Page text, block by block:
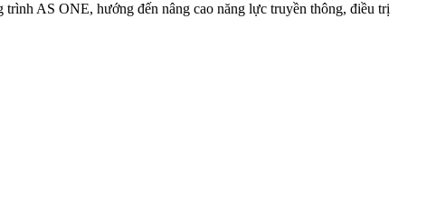
AS ONE, hướng đến nâng cao năng lực truyền thông, điều trị